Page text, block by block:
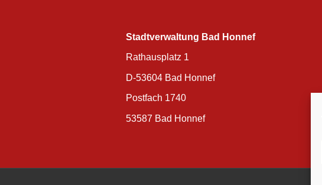
Stadtverwaltung Bad Honnef
Rathausplatz 1
D-53604 Bad Honnef
Postfach 1740
53587 Bad Honnef